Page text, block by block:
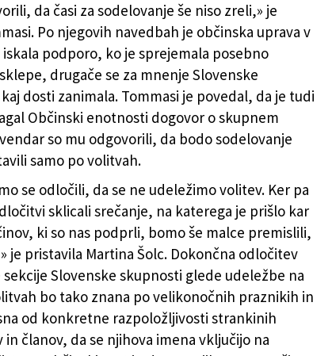
da časi za sodelovanje še niso zreli,» je
Po njegovih navedbah je občinska uprava v
podporo, ko je sprejemala posebno
drugače se za mnenje Slovenske
dosti zanimala. Tommasi je povedal, da je tudi
Občinski enotnosti dogovor o skupnem
so mu odgovorili, da bodo sodelovanje
samo po volitvah.
se odločili, da se ne udeležimo volitev. Ker pa
sklicali srečanje, na katerega je prišlo kar
ki so nas podprli, bomo še malce premislili,
je pristavila Martina Šolc. Dokončna odločitev
Slovenske skupnosti glede udeležbe na
bo tako znana po velikonočnih praznikih in
od konkretne razpoložljivosti strankinih
članov, da se njihova imena vključijo na